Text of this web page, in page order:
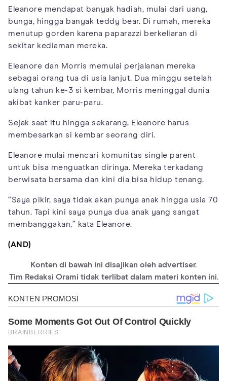
Eleanore mendapat banyak hadiah, mulai dari uang,
bunga, hingga banyak teddy bear. Di rumah, mereka
menutup gorden karena paparazzi berkeliaran di
sekitar kediaman mereka.
Eleanore dan Morris memulai perjalanan mereka
sebagai orang tua di usia lanjut. Dua minggu setelah
ulang tahun ke-3 si kembar, Morris meninggal dunia
akibat kanker paru-paru.
Sejak saat itu hingga sekarang, Eleanore harus
membesarkan si kembar seorang diri.
Eleanore mulai mencari komunitas single parent
untuk bisa menguatkan dirinya. Mereka terkadang
berwisata bersama dan kini dia bisa hidup tenang.
“Saya pikir, saya tidak akan punya anak hingga usia 70
tahun. Tapi kini saya punya dua anak yang sangat
membanggakan,” kata Eleanore.
(AND)
Konten di bawah ini disajikan oleh advertiser.
Tim Redaksi Orami tidak terlibat dalam materi konten ini.